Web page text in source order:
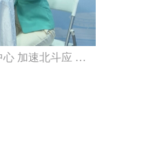
心 加速北斗应 …